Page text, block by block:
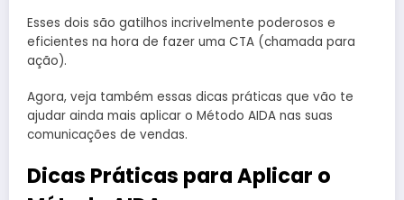
Esses dois são gatilhos incrivelmente poderosos e
eficientes na hora de fazer uma CTA (chamada para
ação).
Agora, veja também essas dicas práticas que vão te
ajudar ainda mais aplicar o Método AIDA nas suas
comunicações de vendas.
Dicas Práticas para Aplicar o